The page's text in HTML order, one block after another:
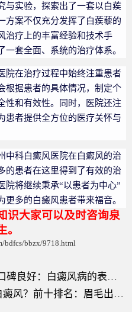
与实验，探索出了一套以白蒺
方案不仅充分发挥了白蒺藜的
治疗上的丰富经验和技术手
套全面、系统的治疗体系。
院在治疗过程中始终注重患者
根据患者的具体情况，制定个
性和有效性。同时，医院还注
患者提供全方位的医疗关怀与
中科白癜风医院在白癜风的治
的患者在这里得到了有效的治
院将继续秉承“以患者为中心”
多的白癜风患者带来福音。
大家可以及时咨询泉
bdfcs/bbzx/9718.html
好：白癜风病的表现症状？
排名：眉毛出现白癜风什么症状？